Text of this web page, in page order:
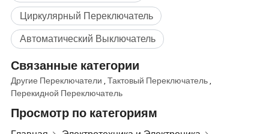
Циркулярный Переключатель
Автоматический Выключатель
Связанные категории
Другие Переключатели ,Тактовый Переключатель,
Перекидной Переключатель
Просмотр по категориям